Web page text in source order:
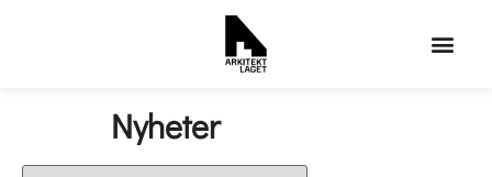
Nyheter